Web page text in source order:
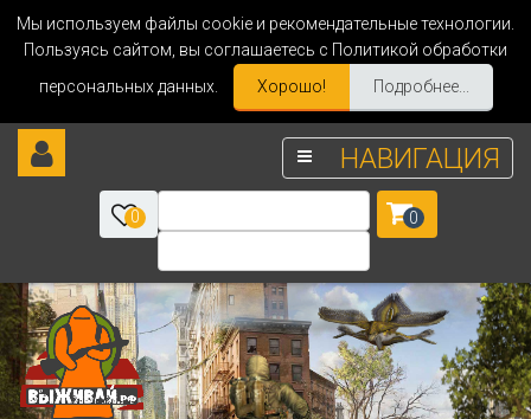
Мы используем файлы cookie и рекомендательные технологии.
Пользуясь сайтом, вы соглашаетесь с Политикой обработки
персональных данных.
Хорошо! Подробнее...
НАВИГАЦИЯ
0 0